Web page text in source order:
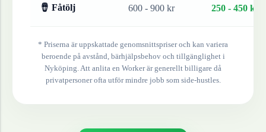
🪘 Fåtölj 600 - 900 kr 250 - 450 kr
* Priserna är uppskattade genomsnittspriser och kan variera
beroende på avstånd, bärhjälpsbehov och tillgänglighet i
Nyköping. Att anlita en Worker är generellt billigare då
privatpersoner ofta utför mindre jobb som side-hustles.